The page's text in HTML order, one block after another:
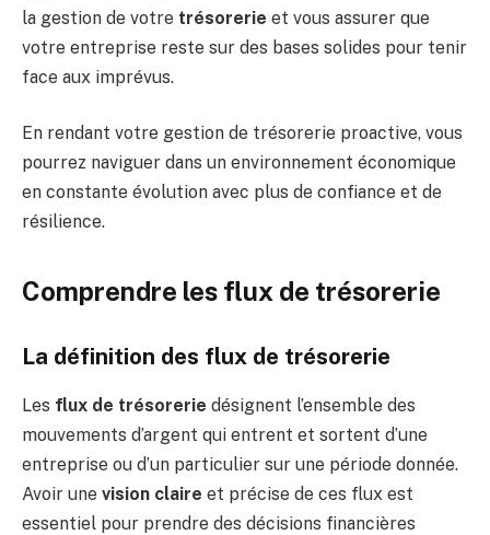
la gestion de votre trésorerie et vous assurer que
votre entreprise reste sur des bases solides pour tenir
face aux imprévus.
En rendant votre gestion de trésorerie proactive, vous
pourrez naviguer dans un environnement économique
en constante évolution avec plus de confiance et de
résilience.
Comprendre les flux de trésorerie
La définition des flux de trésorerie
Les flux de trésorerie désignent l’ensemble des
mouvements d’argent qui entrent et sortent d’une
entreprise ou d’un particulier sur une période donnée.
Avoir une vision claire et précise de ces flux est
essentiel pour prendre des décisions financières